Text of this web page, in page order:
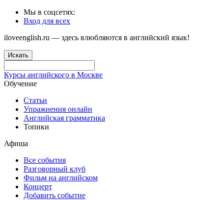
Мы в соцсетях:
Вход для всех
iloveenglish.ru — здесь влюбляются в английский язык!
Искать
Курсы английского в Москве
Обучение
Статьи
Упражнения онлайн
Английская грамматика
Топики
Афиша
Все события
Разговорный клуб
Фильм на английском
Концерт
Добавить событие